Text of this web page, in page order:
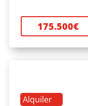
175.500€
Alquiler